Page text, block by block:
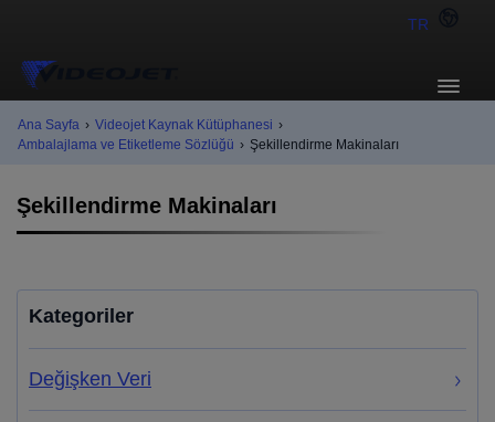
TR
Ana Sayfa › Videojet Kaynak Kütüphanesi ›
Ambalajlama ve Etiketleme Sözlüğü › Şekillendirme Makinaları
Şekillendirme Makinaları
Kategoriler
Değişken Veri